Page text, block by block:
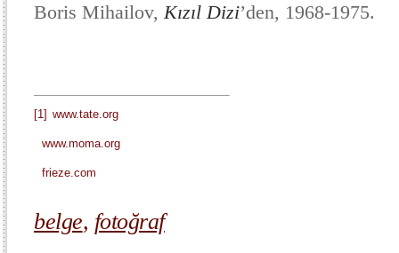
Boris Mihailov,Kızıl Dizi’den, 1968-1975.
[1] www.tate.org
www.moma.org
frieze.com
belge, fotoğraf